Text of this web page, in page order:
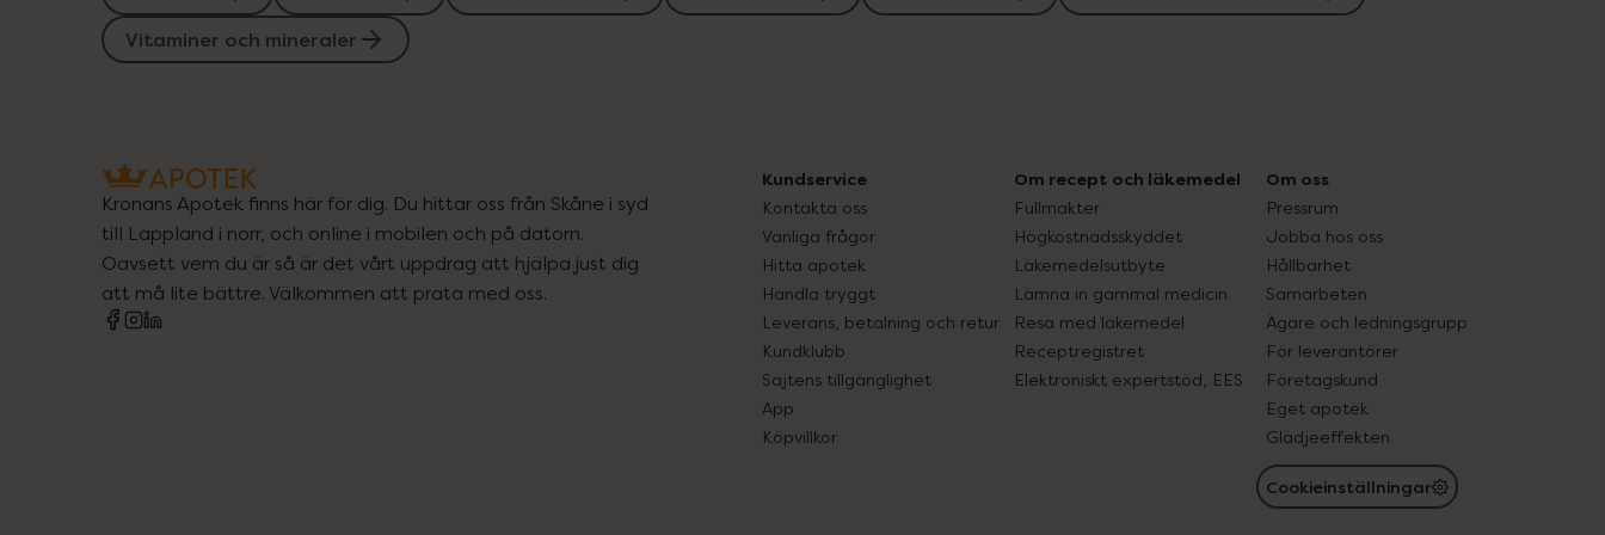
Vitaminer och mineraler
Kronans Apotek finns här för dig. Du hittar oss från Skåne i syd
till Lappland i norr, och online i mobilen och på datorn.
Oavsett vem du är så är det vårt uppdrag att hjälpa just dig
att må lite bättre. Välkommen att prata med oss.
Kundservice
Kontakta oss
Vanliga frågor
Hitta apotek
Handla tryggt
Leverans, betalning och retur
Kundklubb
Sajtens tillgänglighet
App
Köpvillkor
Om recept och läkemedel
Fullmakter
Högkostnadsskyddet
Läkemedelsutbyte
Lämna in gammal medicin
Resa med läkemedel
Receptregistret
Elektroniskt expertstöd, EES
Om oss
Pressrum
Jobba hos oss
Hållbarhet
Samarbeten
Ägare och ledningsgrupp
För leverantörer
Företagskund
Eget apotek
Glädjeeffekten
Cookieinställningar